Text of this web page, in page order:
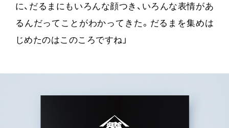
に、だるまにもいろんな顔つき、いろんな表情があ
るんだってことがわかってきた。だるまを集めは
じめたのはこのころですね」